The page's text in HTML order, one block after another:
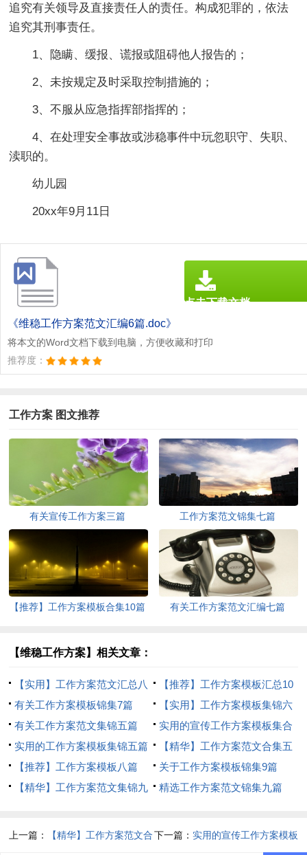
追究有关领导及直接责任人的责任。构成犯罪的，依法
追究其刑事责任。
1、隐瞒、缓报、谎报或阻碍他人报告的；
2、未按规定及时采取控制措施的；
3、不服从应急指挥部指挥的；
4、在处理安全事故或涉稳事件中玩忽职守、失职、
渎职的。
幼儿园
20xx年9月11日
《维稳工作方案范文汇编6篇.doc》
将本文的Word文档下载到电脑，方便收藏和打印
推荐度：
点击下载文档
工作方案 图文推荐
有关宣传工作方案三篇 工作方案范文锦集七篇
【推荐】工作方案模板合集10篇 有关工作方案范文汇编七篇
【维稳工作方案】相关文章：
【实用】工作方案范文汇总八
篇
【推荐】工作方案模板汇总10
篇
有关工作方案模板锦集7篇
【实用】工作方案模板集锦六
篇
有关工作方案范文集锦五篇
实用的宣传工作方案模板集合
10篇
实用的工作方案模板集锦五篇
【精华】工作方案范文合集五
篇
【推荐】工作方案模板八篇
关于工作方案模板锦集9篇
【精华】工作方案范文集锦九
精选工作方案范文锦集九篇
上一篇：
【精华】工作方案范文合下一篇： 实用的宣传工作方案模板